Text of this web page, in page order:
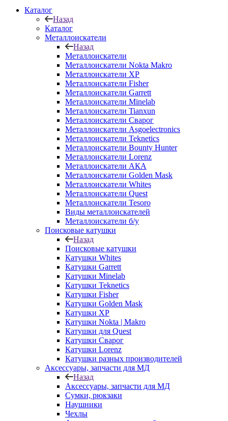
Каталог
Назад
Каталог
Металлоискатели
Назад
Металлоискатели
Металлоискатели Nokta Makro
Металлоискатели XP
Металлоискатели Fisher
Металлоискатели Garrett
Металлоискатели Minelab
Металлоискатели Tianxun
Металлоискатели Сварог
Металлоискатели Asgoelectronics
Металлоискатели Teknetics
Металлоискатели Bounty Hunter
Металлоискатели Lorenz
Металлоискатели АКА
Металлоискатели Golden Mask
Металлоискатели Whites
Металлоискатели Quest
Металлоискатели Tesoro
Виды металлоискателей
Металлоискатели б/у
Поисковые катушки
Назад
Поисковые катушки
Катушки Whites
Катушки Garrett
Катушки Minelab
Катушки Teknetics
Катушки Fisher
Катушки Golden Mask
Катушки XP
Катушки Nokta | Makro
Катушки для Quest
Катушки Сварог
Катушки Lorenz
Катушки разных производителей
Аксессуары, запчасти для МД
Назад
Аксессуары, запчасти для МД
Сумки, рюкзаки
Наушники
Чехлы